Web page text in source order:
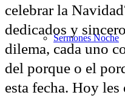
Sermones Noche
celebrar la
dedicados y
dilema, cada uno
del porque o el
esta fecha. Hoy